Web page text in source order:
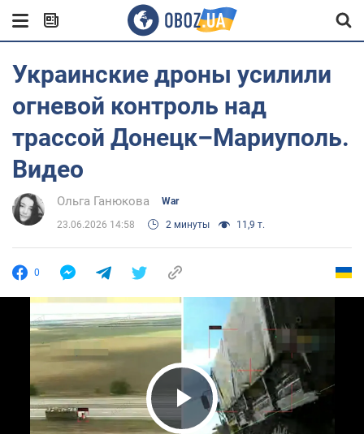
Украинские дроны усилили
огневой контроль над
трассой Донецк–Мариуполь.
Видео
Ольга Ганюкова War
23.06.2026 14:58 2 минуты 11,9 т.
0